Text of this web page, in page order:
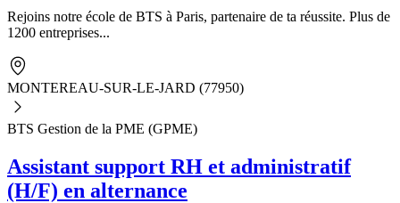
Rejoins notre école de BTS à Paris, partenaire de ta réussite. Plus de
1200 entreprises...
MONTEREAU-SUR-LE-JARD (77950)
BTS Gestion de la PME (GPME)
Assistant support RH et administratif
(H/F) en alternance